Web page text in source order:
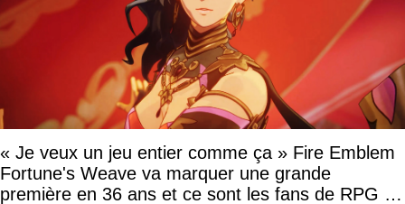
« Je veux un jeu entier comme ça » Fire Emblem
Fortune's Weave va marquer une grande
première en 36 ans et ce sont les fans de RPG en